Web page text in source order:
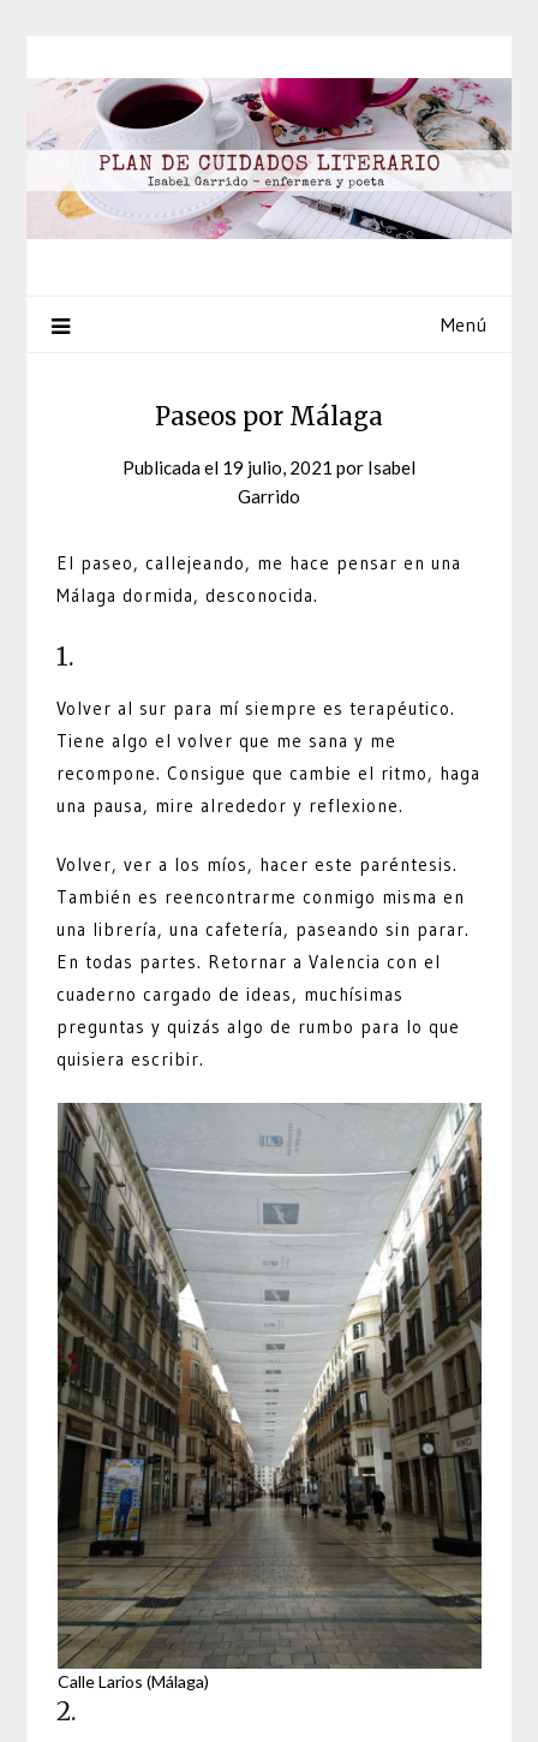
contenido
Menú
Paseos por Málaga
Publicada el 19 julio, 2021 por Isabel
Garrido
El paseo, callejeando, me hace pensar en una
Málaga dormida, desconocida.
1.
Volver al sur para mí siempre es terapéutico.
Tiene algo el volver que me sana y me
recompone. Consigue que cambie el ritmo, haga
una pausa, mire alrededor y reflexione.
Volver, ver a los míos, hacer este paréntesis.
También es reencontrarme conmigo misma en
una librería, una cafetería, paseando sin parar.
En todas partes. Retornar a Valencia con el
cuaderno cargado de ideas, muchísimas
preguntas y quizás algo de rumbo para lo que
quisiera escribir.
Calle Larios (Málaga)
2.